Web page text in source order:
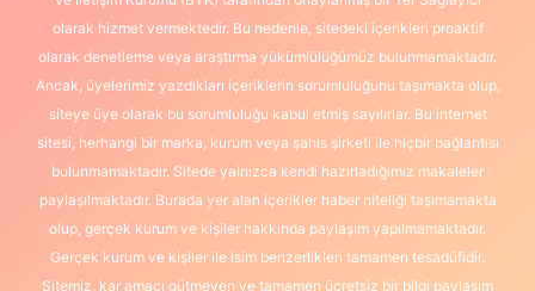
olarak hizmet vermektedir. Bu nedenle, sitedeki içerikleri proaktif
olarak denetleme veya araştırma yükümlülüğümüz bulunmamaktadır.
Ancak, üyelerimiz yazdıkları içeriklerin sorumluluğunu taşımakta olup,
siteye üye olarak bu sorumluluğu kabul etmiş sayılırlar. Bu internet
sitesi, herhangi bir marka, kurum veya şahıs şirketi ile hiçbir bağlantısı
bulunmamaktadır. Sitede yalnızca kendi hazırladığımız makaleler
paylaşılmaktadır. Burada yer alan içerikler haber niteliği taşımamakta
olup, gerçek kurum ve kişiler hakkında paylaşım yapılmamaktadır.
Gerçek kurum ve kişiler ile isim benzerlikleri tamamen tesadüfidir.
Sitemiz, kar amacı gütmeyen ve tamamen ücretsiz bir bilgi paylaşım